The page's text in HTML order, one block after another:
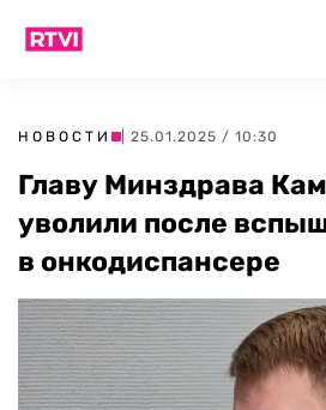
НОВОСТИ | 25.01.2025 / 10:30
Главу Минздрава
уволили после
в онкодиспансере